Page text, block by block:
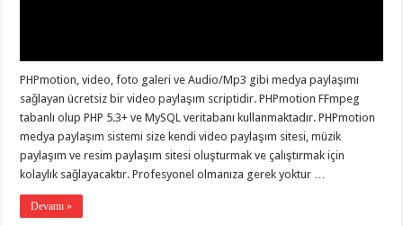
PHPmotion, video, foto galeri ve Audio/Mp3 gibi medya paylaşımı
sağlayan ücretsiz bir video paylaşım scriptidir. PHPmotion FFmpeg
tabanlı olup PHP 5.3+ ve MySQL veritabanı kullanmaktadır. PHPmotion
medya paylaşım sistemi size kendi video paylaşım sitesi, müzik
paylaşım ve resim paylaşım sitesi oluşturmak ve çalıştırmak için
kolaylık sağlayacaktır. Profesyonel olmanıza gerek yoktur …
Devamı »